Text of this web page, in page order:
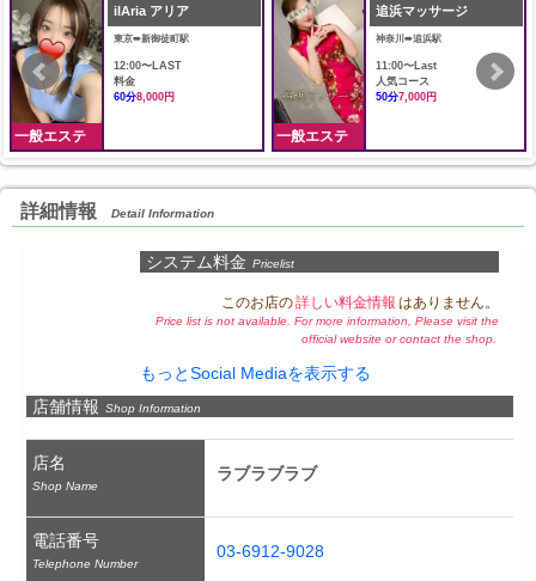
一般エステ
ilAria アリア
東京➠新御徒町駅
12:00〜LAST
料金
60分8,000円
一般エステ
追浜マッサージ
神奈川➠追浜駅
11:00〜Last
人気コース
50分7,000円
詳細情報 Detail Information
システム料金 Pricelist
このお店の詳しい料金情報 はありません。
Price list is not available. For more information, Please visit the
official website or contact the shop.
もっとSocial Mediaを表示する
店舗情報 Shop Information
店名
Shop Name
ラブラブラブ
電話番号
Telephone Number
03-6912-9028